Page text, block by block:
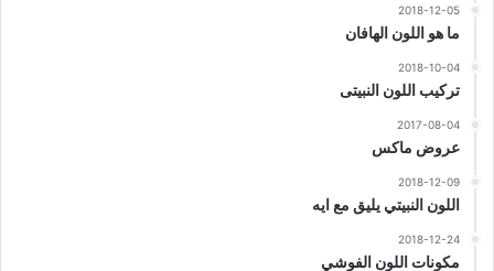
2018-12-05
ما هو اللون الهافان
2018-10-04
تركيب اللون النبيتى
2017-08-04
عروض ماكس
2018-12-09
اللون النبيتي يليق مع ايه
2018-12-24
مكونات اللون الفوشي